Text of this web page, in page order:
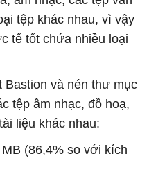
tệp khác nhau, vì vậy
tế tốt chứa nhiều loại
và nén thư mục
tệp âm nhạc, đồ hoạ,
liệu khác nhau:
(86,4% so với kích